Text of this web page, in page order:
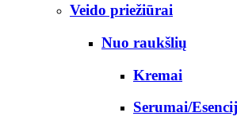
Veido priežiūrai
Nuo raukšlių
Kremai
Serumai/